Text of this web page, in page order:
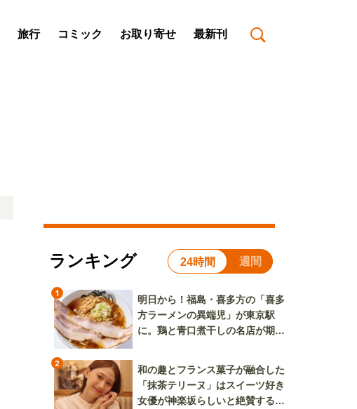
旅行 コミック お取り寄せ 最新刊
ランキング 24時間 週間
1
明日から！福島・喜多方の「喜多
方ラーメンの異端児」が東京駅
に。鶏と青口煮干しの名店が期間
2
和の趣とフランス菓子が融合した
「抹茶テリーヌ」はスイーツ好き
女優が神楽坂らしいと絶賛する逸